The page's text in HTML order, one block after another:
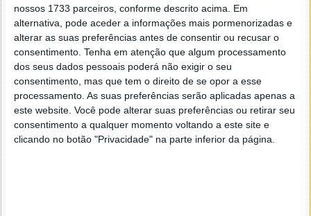
nossos 1733 parceiros, conforme descrito acima. Em
alternativa, pode aceder a informações mais pormenorizadas e
alterar as suas preferências antes de consentir ou recusar o
consentimento. Tenha em atenção que algum processamento
dos seus dados pessoais poderá não exigir o seu
consentimento, mas que tem o direito de se opor a esse
processamento. As suas preferências serão aplicadas apenas a
este website. Você pode alterar suas preferências ou retirar seu
consentimento a qualquer momento voltando a este site e
clicando no botão "Privacidade" na parte inferior da página.
OneNote 2024 — novas ferramentas de
anotação e desenho, para quem o usa como
caderno digital.
Há ainda um truque transversal e bem prático: o
Word, o Excel e o PowerPoint passaram a permitir
inserir fotos diretamente a partir de um telemóvel
Android, sem o costumeiro vai-e-vem de cabos e
emails.